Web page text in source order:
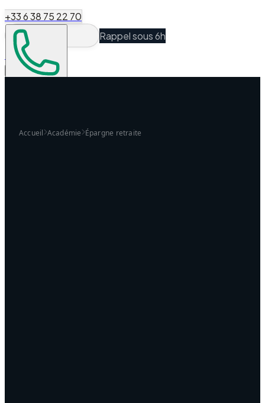
+33 6 38 75 22 70
Rappel sous 6h
Espace Client
Accueil Académie Épargne retraite